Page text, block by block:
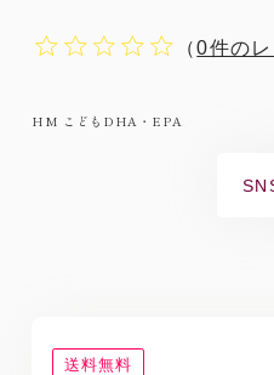
（0件の
HM こどもDHA・EPA
送料無料